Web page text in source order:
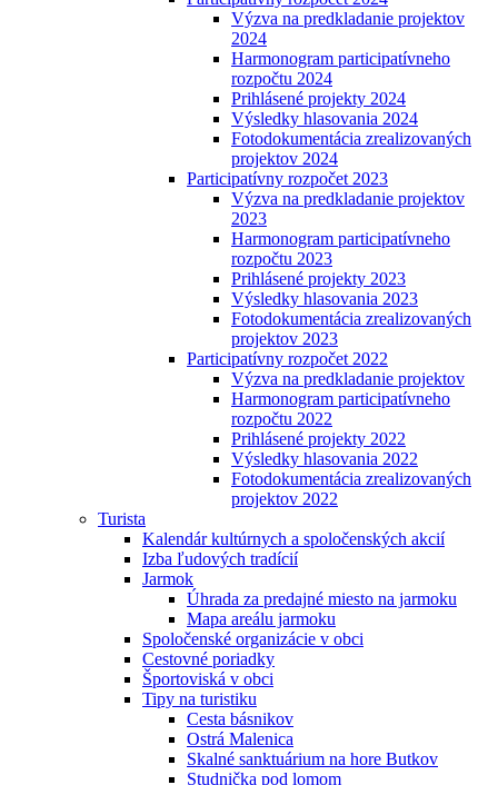
Výzva na predkladanie projektov
2024
Harmonogram participatívneho
rozpočtu 2024
Prihlásené projekty 2024
Výsledky hlasovania 2024
Fotodokumentácia zrealizovaných
projektov 2024
Participatívny rozpočet 2023
Výzva na predkladanie projektov
2023
Harmonogram participatívneho
rozpočtu 2023
Prihlásené projekty 2023
Výsledky hlasovania 2023
Fotodokumentácia zrealizovaných
projektov 2023
Participatívny rozpočet 2022
Výzva na predkladanie projektov
Harmonogram participatívneho
rozpočtu 2022
Prihlásené projekty 2022
Výsledky hlasovania 2022
Fotodokumentácia zrealizovaných
projektov 2022
Turista
Kalendár kultúrnych a spoločenských akcií
Izba ľudových tradícií
Jarmok
Úhrada za predajné miesto na jarmoku
Mapa areálu jarmoku
Spoločenské organizácie v obci
Cestovné poriadky
Športoviská v obci
Tipy na turistiku
Cesta básnikov
Ostrá Malenica
Skalné sanktuárium na hore Butkov
Studnička pod lomom